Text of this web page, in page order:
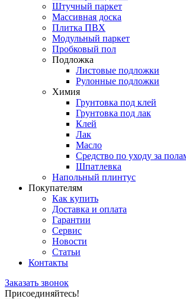
Штучный паркет
Массивная доска
Плитка ПВХ
Модульный паркет
Пробковый пол
Подложка
Листовые подложки
Рулонные подложки
Химия
Грунтовка под клей
Грунтовка под лак
Клей
Лак
Масло
Средство по уходу за
Шпатлевка
Напольный плинтус
Покупателям
Как купить
Доставка и оплата
Гарантии
Сервис
Новости
Статьи
Контакты
Заказать звонок
Присоединяйтесь!